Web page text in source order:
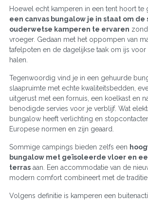
Hoewel echt kamperen in een tent hoort te
een canvas bungalow je in staat om
ouderwetse kamperen te ervaren
vroeger. Gedaan met het oppompen van
tafelpoten en de dagelijkse taak om ijs
halen.
Tegenwoordig vind je in een gehuurde
slaapruimte met echte kwaliteitsbedden,
uitgerust met een fornuis, een koelkast en
benodigde servies voor je verblijf. Wat
bungalow heeft verlichting en
Europese normen en zijn geaard.
Sommige campings bieden zelfs een
bungalow met geïsoleerde vloer en
terras aan. Een accommodatie van de
modern comfort combineert met de traditie
Volgens definitie is kamperen een